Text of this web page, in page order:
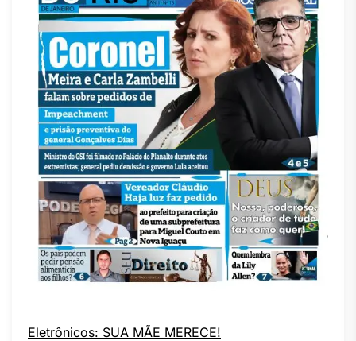
Eletrônicos: SUA MÃE MERECE!